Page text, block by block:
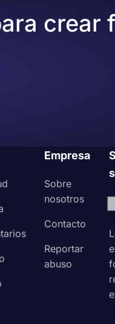
crear
Empresa
Sobre
nosotros
Contacto
Reportar
abuso